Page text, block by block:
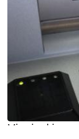
Mirovine bi ovog